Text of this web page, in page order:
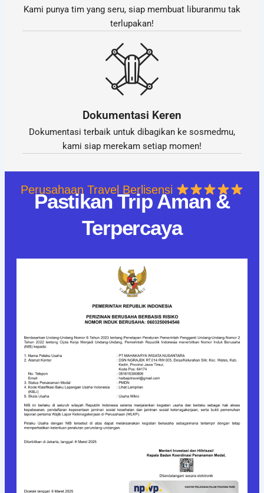
Kami punya tim yang seru, siap membuat liburanmu tak
terlupakan!
Dokumentasi Keren
Dokumentasi terbaik untuk dibagikan ke sosmedmu,
kami siap merekam setiap momen!
Pastikan Trip Aman &
Terpercaya
Perusahaan Travel Berlisensi